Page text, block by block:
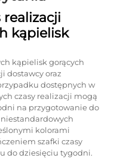
kąpielisk
kąpielisk gorących
dostawcy oraz
dostępnych w
czasy realizacji mogą
na przygotowanie do
kolorami
szafki czasy
do dziesięciu tygodni.